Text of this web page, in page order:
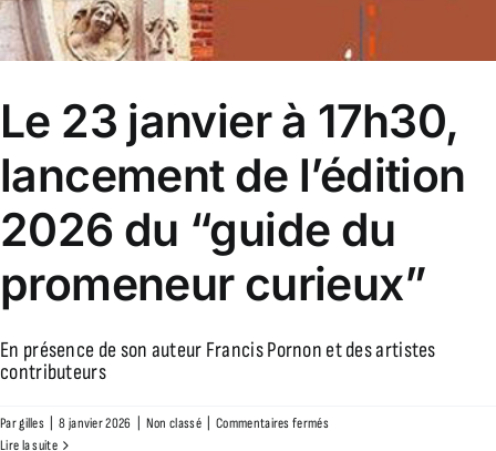
Le 23 janvier à 17h30,
lancement de l’édition
2026 du “guide du
promeneur curieux”
En présence de son auteur Francis Pornon et des artistes
contributeurs
Pargilles 8 janvier 2026 Non classé Commentaires ferméssur
Lire la suite